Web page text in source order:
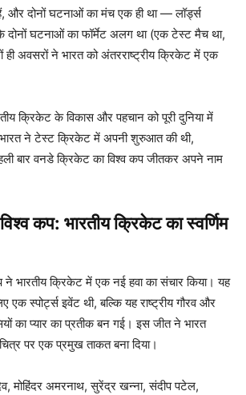
और दोनों घटनाओं का मंच एक ही था — लॉर्ड्स
दोनों घटनाओं का फॉर्मेट अलग था (एक टेस्ट मैच था,
ही अवसरों ने भारत को अंतरराष्ट्रीय क्रिकेट में एक
क्रिकेट के विकास और पहचान को पूरी दुनिया में
ने टेस्ट क्रिकेट में अपनी शुरुआत की थी,
बार वनडे क्रिकेट का विश्व कप जीतकर अपने नाम
कप: भारतीय क्रिकेट का स्वर्णिम
भारतीय क्रिकेट में एक नई हवा का संचार किया। यह
स्पोर्ट्स इवेंट थी, बल्कि यह राष्ट्रीय गौरव और
का प्यार का प्रतीक बन गई। इस जीत ने भारत
पर एक प्रमुख ताकत बना दिया।
मोहिंदर अमरनाथ, सुरेंद्र खन्ना, संदीप पटेल,